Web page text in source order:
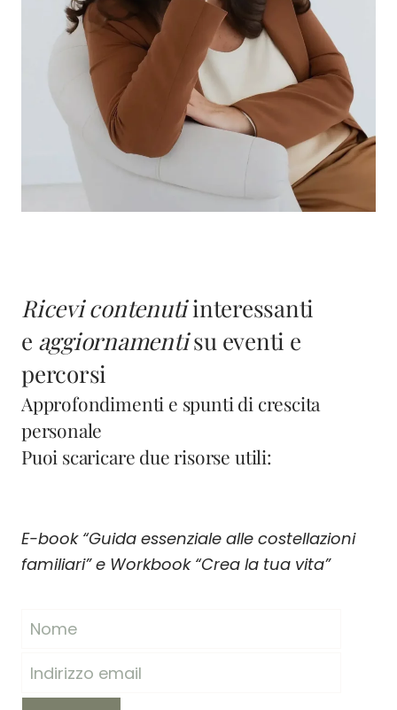
Ricevi contenutiinteressanti
e aggiornamentisu eventi e
percorsi
Approfondimenti e spunti di crescita
personale
Puoi scaricare due risorse utili:
E-book “Guida essenziale alle costellazioni
familiari” e Workbook “Crea la tua vita”